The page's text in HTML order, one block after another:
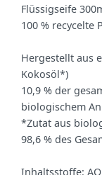
Flüssigseife
100 % recycelte
Hergestellt aus
Kokosöl*)
10,9 % der
biologischem
*Zutat aus
98,6 % des
Inhaltsstoffe: